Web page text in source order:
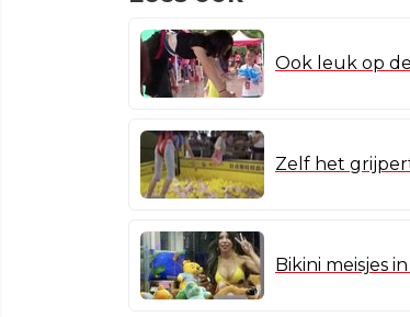
Ook leuk op
Zelf het
Bikini meisjes